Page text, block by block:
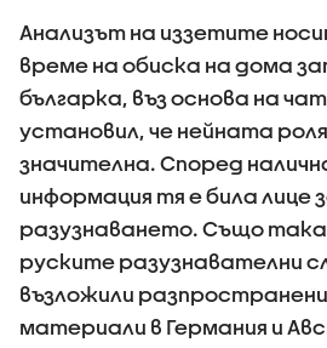
Анализът на иззетите
време на обиска на дома
българка, въз основа на
установил, че нейната
значителна. Според
информация тя е била лице
разузнаването. Също
руските разузнавателни
възложили
материали в Германия и